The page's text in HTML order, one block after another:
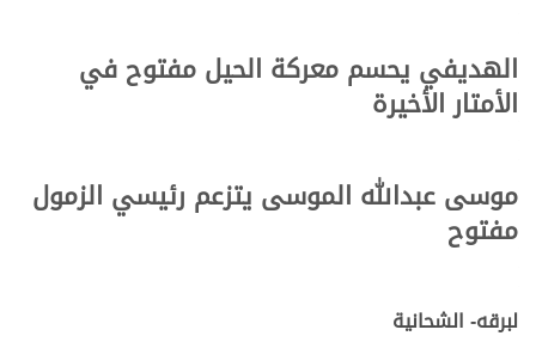
الهديفي يحسم معركة الحيل مفتوح في
الأمتار الأخيرة
موسى عبدالله الموسى يتزعم رئيسي الزمول
مفتوح
لبرقه- الشحانية